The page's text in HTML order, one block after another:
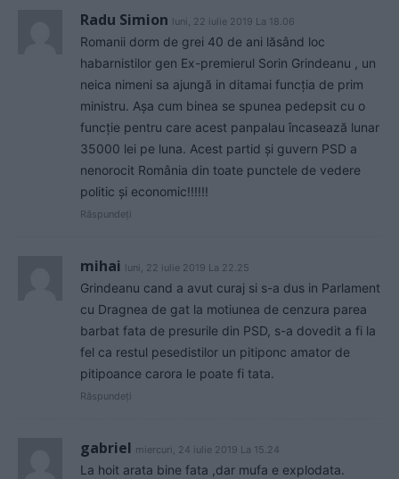
Radu Simion luni, 22 iulie 2019 La 18.06
Romanii dorm de grei 40 de ani lăsând loc
habarnistilor gen Ex-premierul Sorin Grindeanu , un
neica nimeni sa ajungă in ditamai funcția de prim
ministru. Așa cum binea se spunea pedepsit cu o
funcție pentru care acest panpalau încasează lunar
35000 lei pe luna. Acest partid și guvern PSD a
nenorocit România din toate punctele de vedere
politic și economic!!!!!!
Răspundeți
mihai luni, 22 iulie 2019 La 22.25
Grindeanu cand a avut curaj si s-a dus in Parlament
cu Dragnea de gat la motiunea de cenzura parea
barbat fata de presurile din PSD, s-a dovedit a fi la
fel ca restul pesedistilor un pitiponc amator de
pitipoance carora le poate fi tata.
Răspundeți
gabriel miercuri, 24 iulie 2019 La 15.24
La hoit arata bine fata ,dar mufa e explodata.